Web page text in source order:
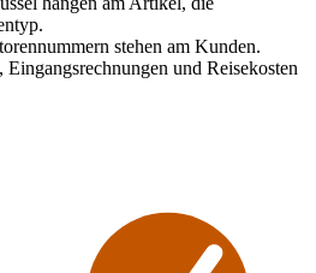
stehen am Kunden.
Eingangsrechnungen und Reisekosten